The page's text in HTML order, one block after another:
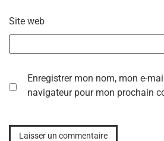
Site web
Enregistrer mon nom, mon e-
navigateur pour mon prochain